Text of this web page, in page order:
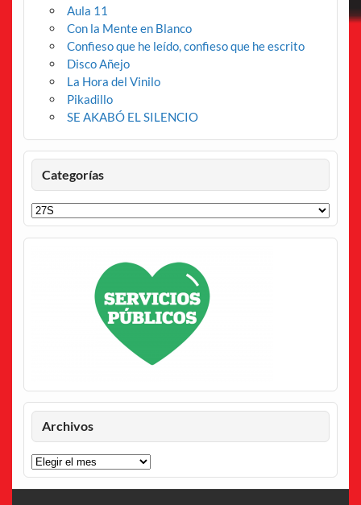
Aula 11
Con la Mente en Blanco
Confieso que he leído, confieso que he escrito
Disco Añejo
La Hora del Vinilo
Pikadillo
SE AKABÓ EL SILENCIO
Categorías
Categorías
Archivos
Archivos